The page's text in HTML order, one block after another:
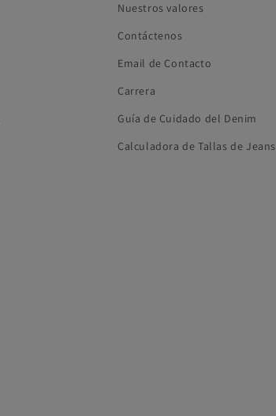
Nuestros valores
Contáctenos
Email de Contacto
Carrera
Guía de Cuidado del Denim
Calculadora de Tallas de Jeans